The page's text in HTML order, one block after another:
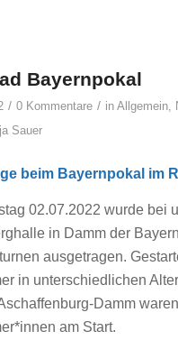
Bayernpokal
/ 0 Kommentare / in Allgemein,
Sauer
beim Bayernpokal im
02.07.2022 wurde bei
in Damm der
ausgetragen.
in unterschiedlichen
Damm
am Start.